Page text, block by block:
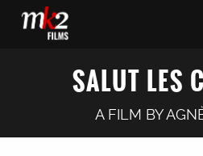
SALUT LES
A FILM BY